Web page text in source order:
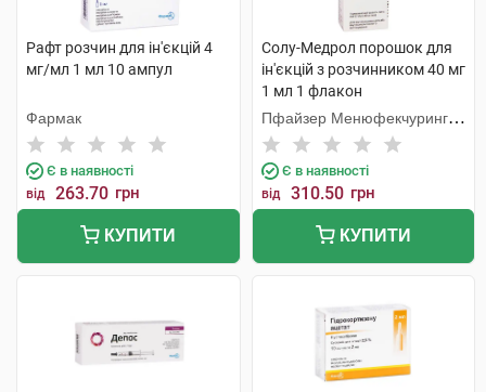
Рафт розчин для ін'єкцій 4
мг/мл 1 мл 10 ампул
Фармак
Є в наявності
від 263.70 грн
КУПИТИ
Солу-Медрол порошок для
ін'єкцій з розчинником 40 мг
1 мл 1 флакон
Пфайзер Менюфекчуринг
Бельгія
Є в наявності
від 310.50 грн
КУПИТИ